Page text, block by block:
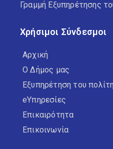
Γραμμή Εξυπηρέτησης
Χρήσιμοι Σύνδεσμοι
Αρχική
Ο Δήμος μας
Εξυπηρέτηση του πολίτη
eΥπηρεσίες
Επικαιρότητα
Επικοινωνία